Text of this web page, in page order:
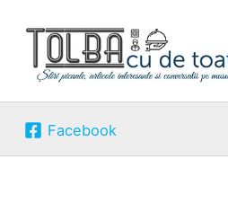
content
Facebook